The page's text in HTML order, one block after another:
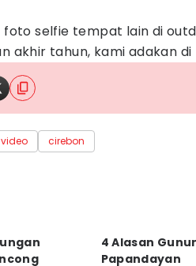
selfie tempat lain di
akhir tahun, kami adakan di
video cirebon
4 Alasan
Papandayan